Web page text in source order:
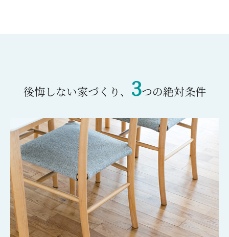
後悔しない家づくり、 3つの絶対条件